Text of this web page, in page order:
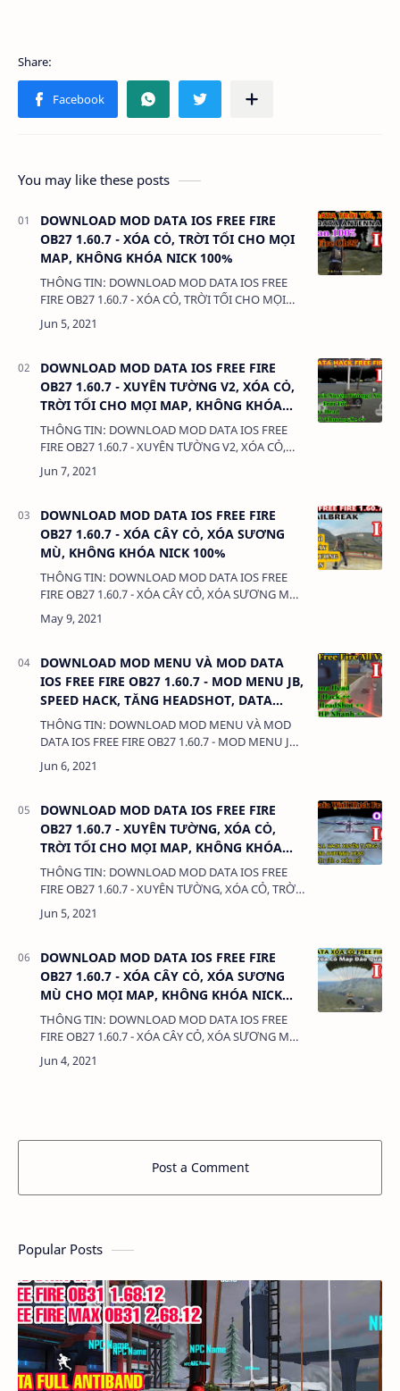
You may like these posts
DOWNLOAD MOD DATA IOS FREE FIRE
OB27 1.60.7 - XÓA CỎ, TRỜI TỐI CHO MỌI
MAP, KHÔNG KHÓA NICK 100%
THÔNG TIN: DOWNLOAD MOD DATA IOS FREE
FIRE OB27 1.60.7 - XÓA CỎ, TRỜI TỐI CHO MỌI
MAP, KHÔNG KHÓA NICK 100% DUNG LƯỢNG:
DOWNLOAD MOD DATA IOS FREE FIRE
OB27 1.60.7 - XUYÊN TƯỜNG V2, XÓA CỎ,
TRỜI TỐI CHO MỌI MAP, KHÔNG KHÓA
NICK 100%
THÔNG TIN: DOWNLOAD MOD DATA IOS FREE
FIRE OB27 1.60.7 - XUYÊN TƯỜNG V2, XÓA CỎ,
TRỜI TỐI CHO MỌI MAP, KHÔNG KHÓA NICK
100% DUNG LƯỢNG: 3.5MB. LINK: (adsbygoogle
DOWNLOAD MOD DATA IOS FREE FIRE
OB27 1.60.7 - XÓA CÂY CỎ, XÓA SƯƠNG
MÙ, KHÔNG KHÓA NICK 100%
THÔNG TIN: DOWNLOAD MOD DATA IOS FREE
FIRE OB27 1.60.7 - XÓA CÂY CỎ, XÓA SƯƠNG MÙ,
KHÔNG KHÓA NICK 100% DUNG LƯỢNG: 200KB.
LINK: (adsbygoogle = window.adsbygoogle …
DOWNLOAD MOD MENU VÀ MOD DATA
IOS FREE FIRE OB27 1.60.7 - MOD MENU JB,
SPEED HACK, TĂNG HEADSHOT, DATA
ANTENNA 3 TIA
THÔNG TIN: DOWNLOAD MOD MENU VÀ MOD
DATA IOS FREE FIRE OB27 1.60.7 - MOD MENU JB,
SPEED HACK, TĂNG HEADSHOT, DATA ANTENNA
DOWNLOAD MOD DATA IOS FREE FIRE
OB27 1.60.7 - XUYÊN TƯỜNG, XÓA CỎ,
TRỜI TỐI CHO MỌI MAP, KHÔNG KHÓA
NICK 100%
THÔNG TIN: DOWNLOAD MOD DATA IOS FREE
FIRE OB27 1.60.7 - XUYÊN TƯỜNG, XÓA CỎ, TRỜI
TỐI CHO MỌI MAP, KHÔNG KHÓA NICK 100%
DOWNLOAD MOD DATA IOS FREE FIRE
OB27 1.60.7 - XÓA CÂY CỎ, XÓA SƯƠNG
MÙ CHO MỌI MAP, KHÔNG KHÓA NICK
100%
THÔNG TIN: DOWNLOAD MOD DATA IOS FREE
FIRE OB27 1.60.7 - XÓA CÂY CỎ, XÓA SƯƠNG MÙ
CHO MỌI MAP, KHÔNG KHÓA NICK 100% DUNG
Post a Comment
Popular Posts